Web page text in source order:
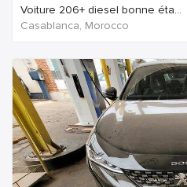
Voiture 206+ diesel bonne éta...
Casablanca, Morocco